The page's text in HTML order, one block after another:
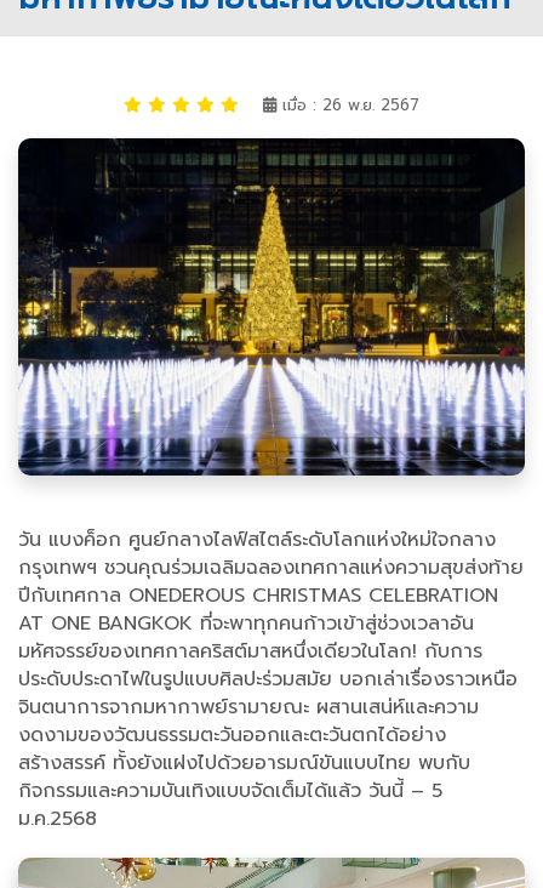
เมื่อ : 26 พ.ย. 2567
วัน แบงค็อก ศูนย์กลางไลฟ์สไตล์ระดับโลกแห่งใหม่ใจกลาง
กรุงเทพฯ ชวนคุณร่วมเฉลิมฉลองเทศกาลแห่งความสุขส่งท้าย
ปีกับเทศกาล ONEDEROUS CHRISTMAS CELEBRATION
AT ONE BANGKOK ที่จะพาทุกคนก้าวเข้าสู่ช่วงเวลาอัน
มหัศจรรย์ของเทศกาลคริสต์มาสหนึ่งเดียวในโลก! กับการ
ประดับประดาไฟในรูปแบบศิลปะร่วมสมัย บอกเล่าเรื่องราวเหนือ
จินตนาการจากมหากาพย์รามายณะ ผสานเสน่ห์และความ
งดงามของวัฒนธรรมตะวันออกและตะวันตกได้อย่าง
สร้างสรรค์ ทั้งยังแฝงไปด้วยอารมณ์ขันแบบไทย พบกับ
กิจกรรมและความบันเทิงแบบจัดเต็มได้แล้ว วันนี้ – 5
ม.ค.2568